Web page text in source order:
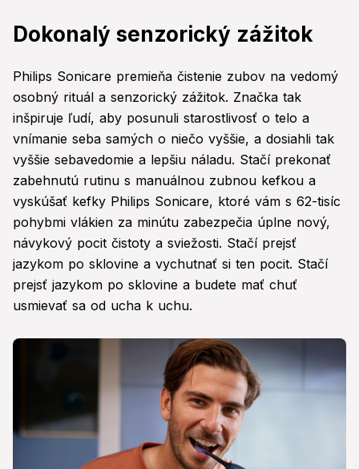
Dokonalý senzorický zážitok
Philips Sonicare premieňa čistenie zubov na vedomý
osobný rituál a senzorický zážitok. Značka tak
inšpiruje ľudí, aby posunuli starostlivosť o telo a
vnímanie seba samých o niečo vyššie, a dosiahli tak
vyššie sebavedomie a lepšiu náladu. Stačí prekonať
zabehnutú rutinu s manuálnou zubnou kefkou a
vyskúšať kefky Philips Sonicare, ktoré vám s 62-tisíc
pohybmi vlákien za minútu zabezpečia úplne nový,
návykový pocit čistoty a sviežosti. Stačí prejsť
jazykom po sklovine a vychutnať si ten pocit. Stačí
prejsť jazykom po sklovine a budete mať chuť
usmievať sa od ucha k uchu.